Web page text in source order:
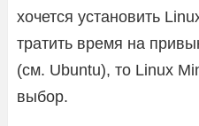
хочется установить
тратить время на
(см. Ubuntu), то Linux
выбор.